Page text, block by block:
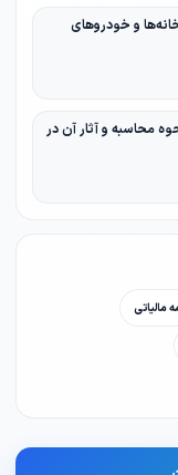
و خودروهای
محاسبه و آثار آن در
مالیاتی